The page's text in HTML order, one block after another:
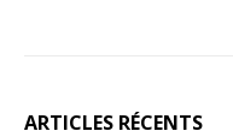
ARTICLES RÉCENTS